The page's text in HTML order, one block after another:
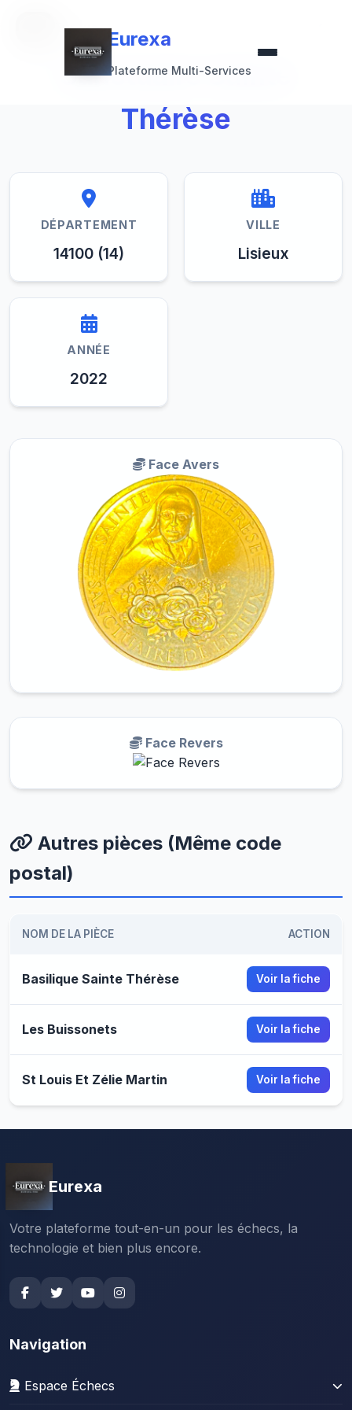
Eurexa
Eurexa
Plateforme Multi-Services
Sanctuaire Sainte
Thérèse
DÉPARTEMENT
14100 (14)
VILLE
Lisieux
ANNÉE
2022
Face Avers
Face Revers
Autres pièces (Même code
postal)
NOM DE LA PIÈCE ACTION
Basilique Sainte Thérèse Voir la fiche
Les Buissonets Voir la fiche
St Louis Et Zélie Martin Voir la fiche
Eurexa
Votre plateforme tout-en-un pour les échecs, la
technologie et bien plus encore.
Navigation
Espace Échecs